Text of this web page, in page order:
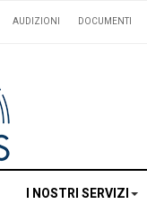
AUDIZIONI DOCUMENTI
I NOSTRI SERVIZI